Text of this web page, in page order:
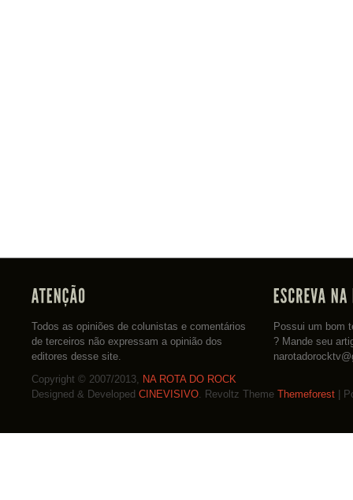
Todos as opiniões de colunistas e comentários
de terceiros não expressam a opinião dos
editores desse site.
Possui um bom
? Mande seu
Copyright © 2007/2013, NA ROTA DO ROCK
Designed & Developed CINEVISIVO. Revoltz Theme Themeforest |